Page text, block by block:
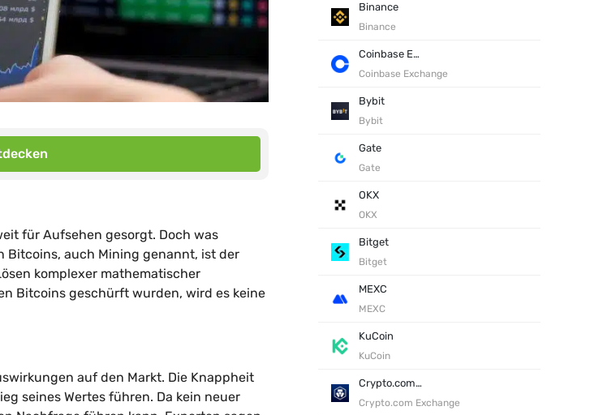
für Aufsehen gesorgt. Doch was
Bitcoins, auch Mining genannt, ist der
komplexer mathematischer
Bitcoins geschürft wurden, wird es keine
auf den Markt. Die Knappheit
seines Wertes führen. Da kein neuer
Binance
Binance
Coinbase Exchange
Coinbase Exchange
Bybit
Bybit
Gate
Gate
OKX
OKX
Bitget
Bitget
MEXC
MEXC
KuCoin
KuCoin
Crypto.com Exchange
Crypto.com Exchange